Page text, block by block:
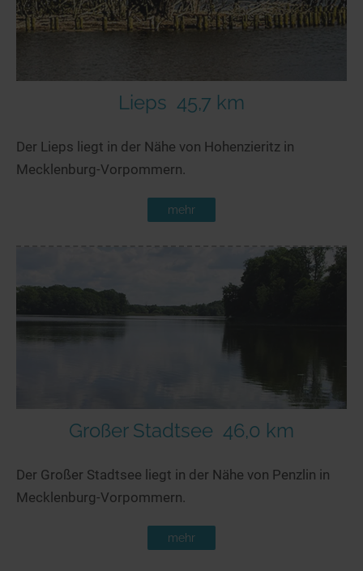
Lieps 45,7 km
Der Lieps liegt in der Nähe von Hohenzieritz in
Mecklenburg-Vorpommern.
mehr
Großer Stadtsee 46,0 km
Der Großer Stadtsee liegt in der Nähe von Penzlin in
Mecklenburg-Vorpommern.
mehr